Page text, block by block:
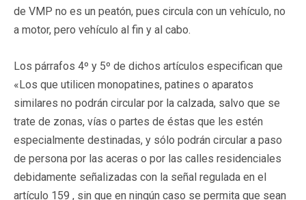
de VMP no es un peatón, pues circula con un vehículo, no
a motor, pero vehículo al fin y al cabo.
Los párrafos 4º y 5º de dichos artículos especifican que
«Los que utilicen monopatines, patines o aparatos
similares no podrán circular por la calzada, salvo que se
trate de zonas, vías o partes de éstas que les estén
especialmente destinadas, y sólo podrán circular a paso
de persona por las aceras o por las calles residenciales
debidamente señalizadas con la señal regulada en el
artículo 159 , sin que en ningún caso se permita que sean